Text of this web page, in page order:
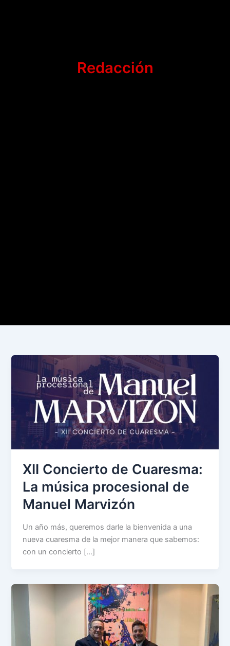
Redacción
XII Concierto de Cuaresma:
La música procesional de
Manuel Marvizón
Un año más, queremos darle la bienvenida a una
nueva cuaresma de la mejor manera que sabemos:
con un concierto […]